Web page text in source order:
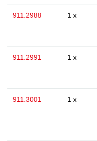
911.2988 1 x
911.2991 1 x
911.3001 1 x